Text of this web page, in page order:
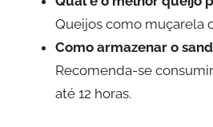
Queijos como muçarela
Como armazenar o
Recomenda-se
até 12 horas.